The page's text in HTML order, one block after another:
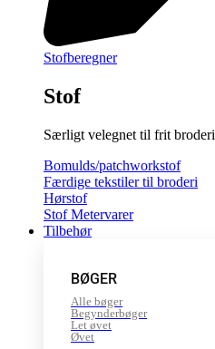
Stofberegner
Stof
Særligt velegnet til frit broderi
Bomulds/patchworkstof
Færdige tekstiler til broderi
Hørstof
Stof Metervarer
Tilbehør
BØGER
Alle bøger
Begynderbøger
Let øvet
Øvet